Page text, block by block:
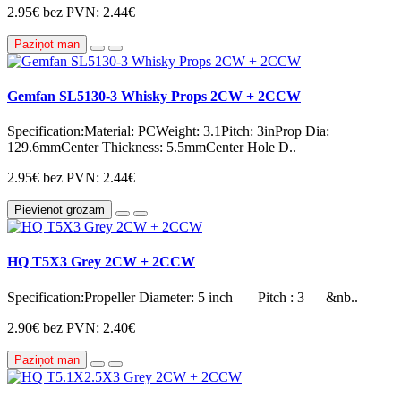
2.95€ bez PVN: 2.44€
Paziņot man
Gemfan SL5130-3 Whisky Props 2CW + 2CCW
Specification:Material: PCWeight: 3.1Pitch: 3inProp Dia:
129.6mmCenter Thickness: 5.5mmCenter Hole D..
2.95€ bez PVN: 2.44€
Pievienot grozam
HQ T5X3 Grey 2CW + 2CCW
Specification:Propeller Diameter: 5 inch Pitch : 3 &nb..
2.90€ bez PVN: 2.40€
Paziņot man